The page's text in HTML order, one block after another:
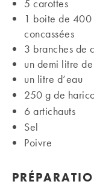
5 carottes
1 boite de 400
concassées
3 branches de
un demi litre
un litre d’eau
250 g de
6 artichauts
Sel
Poivre